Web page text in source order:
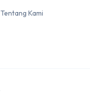
Tentang Kami